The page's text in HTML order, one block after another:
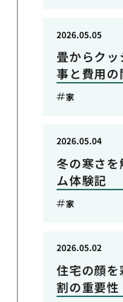
畳からク
事と費用の
2026.05.05
家
冬の寒さ
ム体験記
2026.05.04
家
住宅の顔
割の重要性
2026.05.02